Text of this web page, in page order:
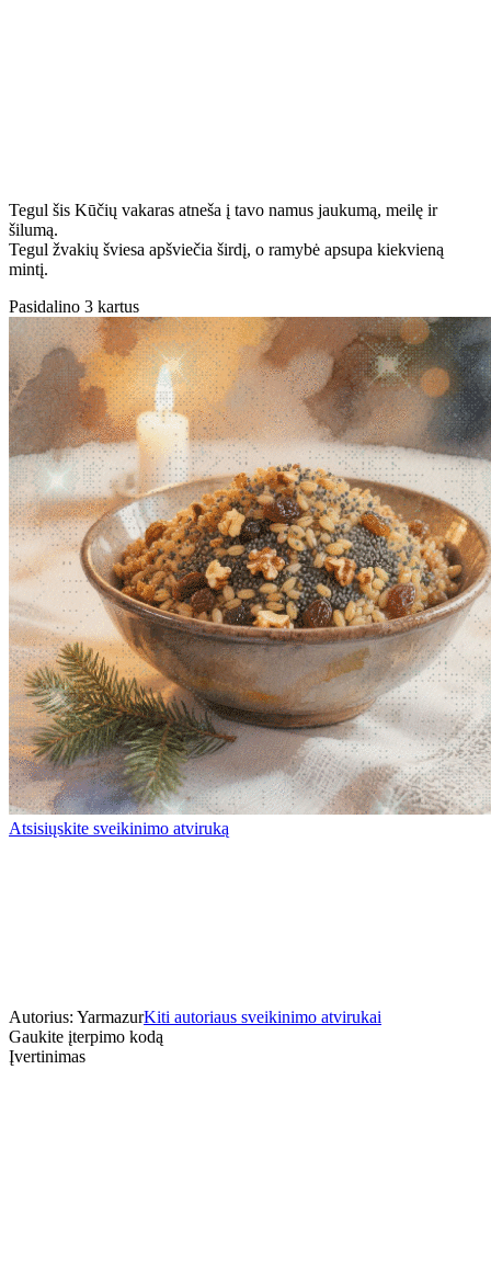
Tegul šis Kūčių vakaras atneša į tavo namus jaukumą, meilę ir
šilumą.
Tegul žvakių šviesa apšviečia širdį, o ramybė apsupa kiekvieną
mintį.
Pasidalino 3 kartus
Atsisiųskite sveikinimo atviruką
Autorius: YarmazurKiti autoriaus sveikinimo atvirukai
Gaukite įterpimo kodą
Įvertinimas